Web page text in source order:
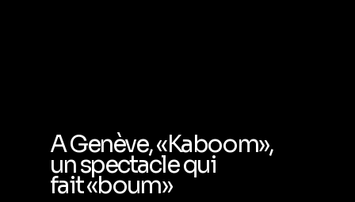
A Genève, «Kaboom»,
un spectacle qui
fait «boum»